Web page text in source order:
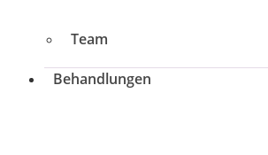
Team
Behandlungen